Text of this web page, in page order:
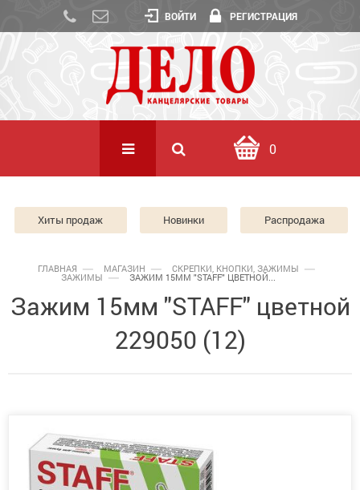
ВОЙТИ РЕГИСТРАЦИЯ
0
Хиты продаж Новинки Распродажа
ГЛАВНАЯ МАГАЗИН СКРЕПКИ, КНОПКИ, ЗАЖИМЫ
ЗАЖИМЫ ЗАЖИМ 15ММ "STAFF" ЦВЕТНОЙ...
Зажим 15мм "STAFF" цветной
229050 (12)